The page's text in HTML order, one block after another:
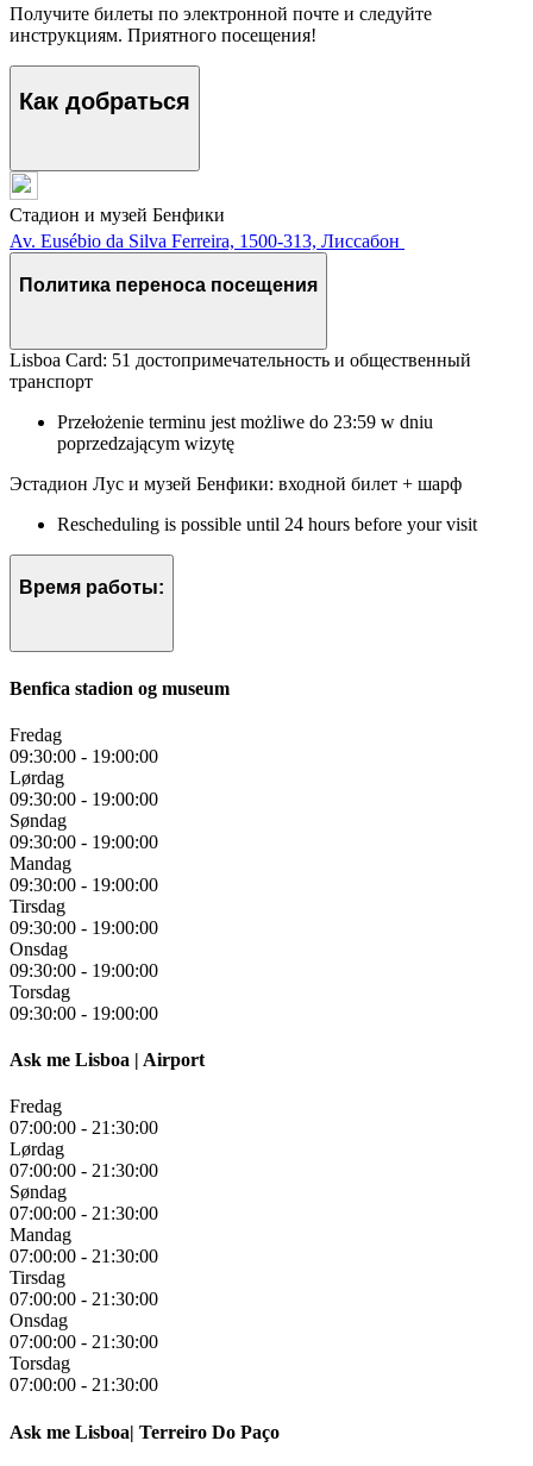
Получите билеты по электронной почте и следуйте
инструкциям. Приятного посещения!
Как добраться
Стадион и музей Бенфики
Av. Eusébio da Silva Ferreira, 1500-313, Лиссабон
Политика переноса посещения
Lisboa Card: 51 достопримечательность и общественный
транспорт
Przełożenie terminu jest możliwe do 23:59 w dniu
poprzedzającym wizytę
Эстадион Лус и музей Бенфики: входной билет + шарф
Rescheduling is possible until 24 hours before your visit
Время работы:
Benfica stadion og museum
Fredag
09:30:00 - 19:00:00
Lørdag
09:30:00 - 19:00:00
Søndag
09:30:00 - 19:00:00
Mandag
09:30:00 - 19:00:00
Tirsdag
09:30:00 - 19:00:00
Onsdag
09:30:00 - 19:00:00
Torsdag
09:30:00 - 19:00:00
Ask me Lisboa | Airport
Fredag
07:00:00 - 21:30:00
Lørdag
07:00:00 - 21:30:00
Søndag
07:00:00 - 21:30:00
Mandag
07:00:00 - 21:30:00
Tirsdag
07:00:00 - 21:30:00
Onsdag
07:00:00 - 21:30:00
Torsdag
07:00:00 - 21:30:00
Ask me Lisboa| Terreiro Do Paço